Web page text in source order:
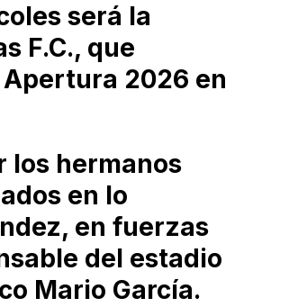
será la
F.C., que
2026 en
los hermanos
en lo
en fuerzas
del estadio
Mario García.